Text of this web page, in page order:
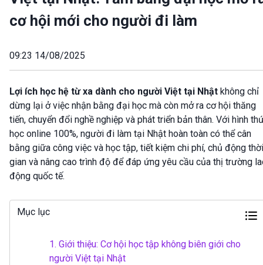
cơ hội mới cho người đi làm
09:23 14/08/2025
Lợi ích học hệ từ xa dành cho người Việt tại Nhật không chỉ
dừng lại ở việc nhận bằng đại học mà còn mở ra cơ hội thăng
tiến, chuyển đổi nghề nghiệp và phát triển bản thân. Với hình
học online 100%, người đi làm tại Nhật hoàn toàn có thể cân
bằng giữa công việc và học tập, tiết kiệm chi phí, chủ động thời
gian và nâng cao trình độ để đáp ứng yêu cầu của thị trường
động quốc tế.
Mục lục
1. Giới thiệu: Cơ hội học tập không biên giới cho
người Việt tại Nhật